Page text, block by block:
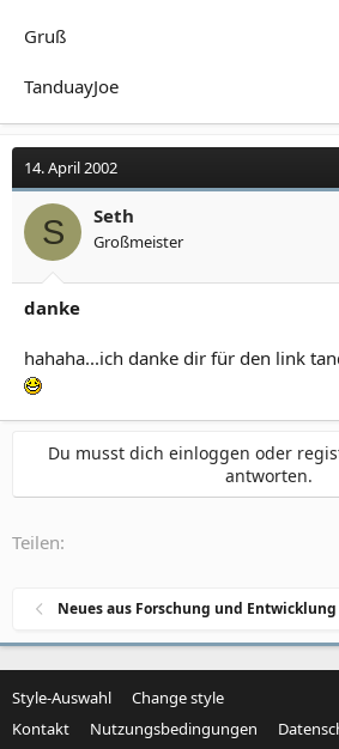
Gruß
TanduayJoe
14. April 2002
S Seth
Großmeister
danke
hahaha...ich danke dir für den link
Du musst dich einloggen oder
antworten.
Teilen:
Neues aus Forschung und Entwicklung
Style-Auswahl
Change style
Kontakt
Nutzungsbedingungen